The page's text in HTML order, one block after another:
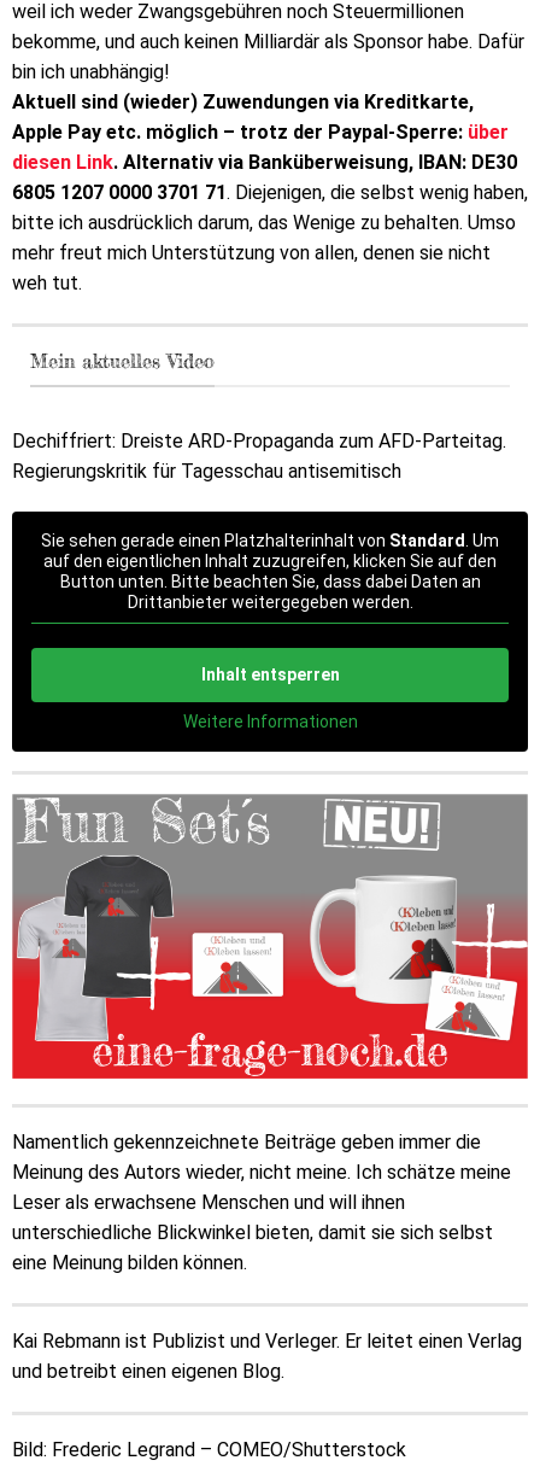
weil ich weder Zwangsgebühren noch Steuermillionen
bekomme, und auch keinen Milliardär als Sponsor habe. Dafür
bin ich unabhängig!
Aktuell sind (wieder) Zuwendungen via Kreditkarte,
Apple Pay etc. möglich – trotz der Paypal-Sperre: über
diesen Link. Alternativ via Banküberweisung, IBAN: DE30
6805 1207 0000 3701 71. Diejenigen, die selbst wenig haben,
bitte ich ausdrücklich darum, das Wenige zu behalten. Umso
mehr freut mich Unterstützung von allen, denen sie nicht
weh tut.
Mein aktuelles Video
Dechiffriert: Dreiste ARD-Propaganda zum AFD-Parteitag.
Regierungskritik für Tagesschau antisemitisch
Sie sehen gerade einen Platzhalterinhalt von Standard . Um
auf den eigentlichen Inhalt zuzugreifen, klicken Sie auf den
Button unten. Bitte beachten Sie, dass dabei Daten an
Drittanbieter weitergegeben werden.
Inhalt entsperren
Weitere Informationen
Namentlich gekennzeichnete Beiträge geben immer die
Meinung des Autors wieder, nicht meine. Ich schätze meine
Leser als erwachsene Menschen und will ihnen
unterschiedliche Blickwinkel bieten, damit sie sich selbst
eine Meinung bilden können.
Kai Rebmann ist Publizist und Verleger. Er leitet einen Verlag
und betreibt einen eigenen Blog.
Bild: Frederic Legrand – COMEO/Shutterstock